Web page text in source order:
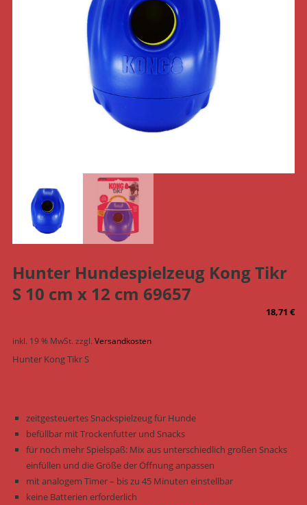
Hunter Hundespielzeug Kong Tikr
S 10 cm x 12 cm 69657
18,71€
inkl. 19 % MwSt.zzgl.Versandkosten
Hunter Kong Tikr S
zeitgesteuertes Snackspielzeug für Hunde
befüllbar mit Trockenfutter und Snacks
für noch mehr Spielspaß: Mix aus unterschiedlich großen Snacks
einfüllen und die Größe der Öffnung anpassen
mit analogem Timer – bis zu 45 Minuten einstellbar
keine Batterien erforderlich